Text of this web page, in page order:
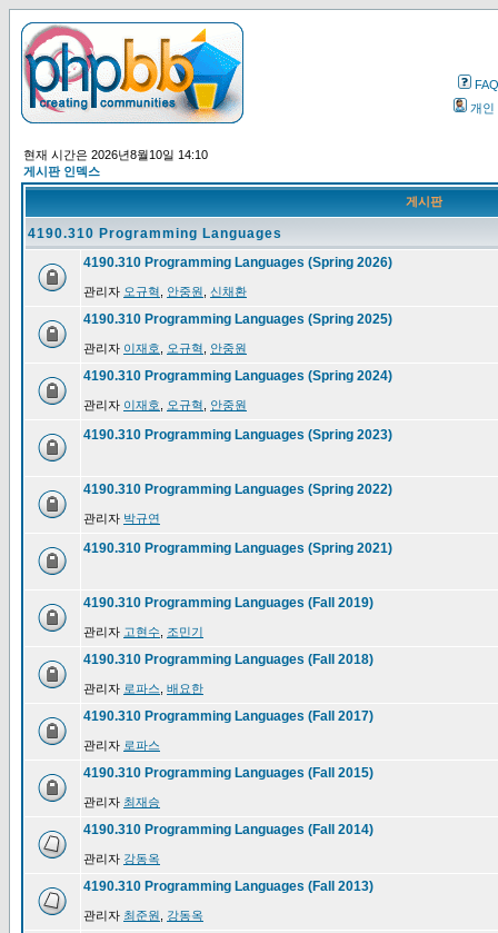
FAQ
개인
현재 시간은 2026년8월10일 14:10
게시판 인덱스
게시판
4190.310 Programming Languages
4190.310 Programming Languages (Spring 2026)
관리자 오규혁 안중원 신채환
4190.310 Programming Languages (Spring 2025)
관리자 이재호 오규혁 안중원
4190.310 Programming Languages (Spring 2024)
관리자 이재호 오규혁 안중원
4190.310 Programming Languages (Spring 2023)
4190.310 Programming Languages (Spring 2022)
관리자 박규연
4190.310 Programming Languages (Spring 2021)
4190.310 Programming Languages (Fall 2019)
관리자 고현수 조민기
4190.310 Programming Languages (Fall 2018)
관리자 로파스 배요한
4190.310 Programming Languages (Fall 2017)
관리자 로파스
4190.310 Programming Languages (Fall 2015)
관리자 최재승
4190.310 Programming Languages (Fall 2014)
관리자 강동옥
4190.310 Programming Languages (Fall 2013)
관리자 최준원 강동옥